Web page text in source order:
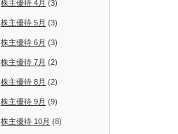
株主優待 4月 (3)
株主優待 5月 (3)
株主優待 6月 (3)
株主優待 7月 (2)
株主優待 8月 (2)
株主優待 9月 (9)
株主優待 10月 (8)